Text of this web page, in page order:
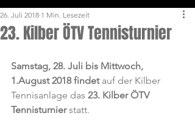
23. Kilber ÖTV Tennisturnier
26. Juli 2018 1 Min. Lesezeit
Samstag, 28. Juli bis Mittwoch,
1.August 2018 findet auf der Kilber
Tennisanlage das 23. Kilber ÖTV
Tennisturnier statt.